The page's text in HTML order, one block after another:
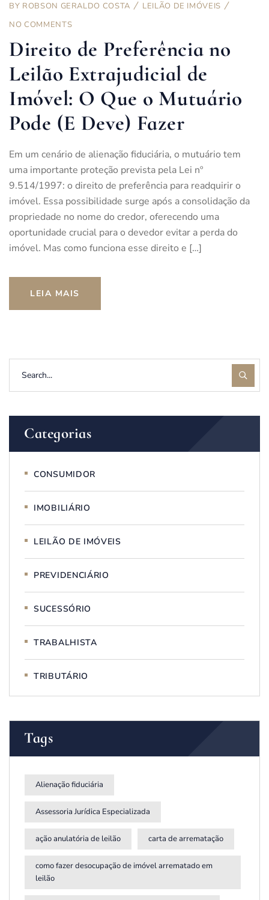
BY ROBSON GERALDO COSTA
LEILÃO DE IMÓVEIS
NO COMMENTS
Direito de Preferência no
Leilão Extrajudicial de
Imóvel: O Que o Mutuário
Pode (E Deve) Fazer
Em um cenário de alienação fiduciária, o mutuário tem
uma importante proteção prevista pela Lei nº
9.514/1997: o direito de preferência para readquirir o
imóvel. Essa possibilidade surge após a consolidação da
propriedade no nome do credor, oferecendo uma
oportunidade crucial para o devedor evitar a perda do
imóvel. Mas como funciona esse direito e […]
LEIA MAIS
Categorias
CONSUMIDOR
IMOBILIÁRIO
LEILÃO DE IMÓVEIS
PREVIDENCIÁRIO
SUCESSÓRIO
TRABALHISTA
TRIBUTÁRIO
Tags
Alienação fiduciária
Assessoria Jurídica Especializada
ação anulatória de leilão carta de arrematação
como fazer desocupação de imóvel arrematado em
leilão